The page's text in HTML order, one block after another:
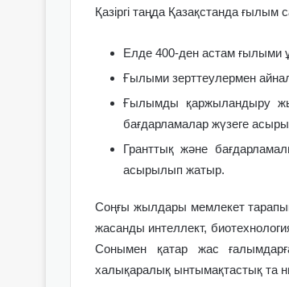
Қазіргі таңда Қазақстанда
Елде 400-ден астам ғылыми
Ғылыми зерттеулермен
Ғылымды қаржыландыру
бағдарламалар жүзеге
Гранттық және
асырылып жатыр.
Соңғы жылдары мемлекет
жасанды интеллект,
Сонымен қатар жас
халықаралық ынтымақтастық та